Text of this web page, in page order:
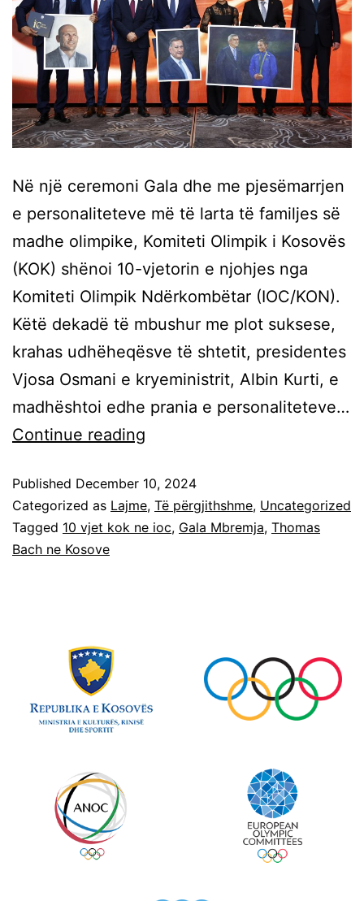
Në një ceremoni Gala dhe me pjesëmarrjen
e personaliteteve më të larta të familjes së
madhe olimpike, Komiteti Olimpik i Kosovës
(KOK) shënoi 10-vjetorin e njohjes nga
Komiteti Olimpik Ndërkombëtar (IOC/KON).
Këtë dekadë të mbushur me plot suksese,
krahas udhëheqësve të shtetit, presidentes
Vjosa Osmani e kryeministrit, Albin Kurti, e
madhështoi edhe prania e personaliteteve…
Continue reading
Published December 10, 2024
Categorized as Lajme, Të përgjithshme, Uncategorized
Tagged 10 vjet kok ne ioc, Gala Mbremja, Thomas
Bach ne Kosove